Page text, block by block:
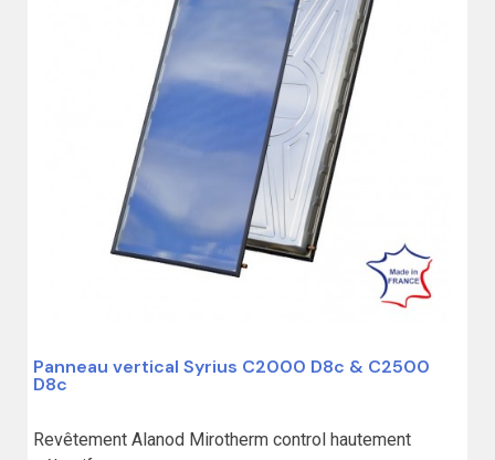
Panneau vertical Syrius C2000 D8c & C2500
D8c
Revêtement Alanod Mirotherm control hautement